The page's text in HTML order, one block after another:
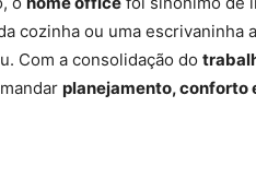
cozinha ou uma
Com a consolidação do
planejamento, conforto